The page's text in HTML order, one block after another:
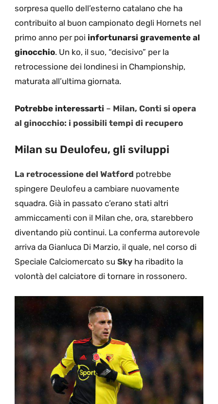
sorpresa quello dell’esterno catalano che ha
contribuito al buon campionato degli Hornets nel
primo anno per poi infortunarsi gravemente al
ginocchio. Un ko, il suo, “decisivo” per la
retrocessione dei londinesi in Championship,
maturata all’ultima giornata.
Potrebbe interessarti – Milan, Conti si opera
al ginocchio: i possibili tempi di recupero
Milan su Deulofeu, gli sviluppi
La retrocessione del Watford potrebbe
spingere Deulofeu a cambiare nuovamente
squadra. Già in passato c’erano stati altri
ammiccamenti con il Milan che, ora, starebbero
diventando più continui. La conferma autorevole
arriva da Gianluca Di Marzio, il quale, nel corso di
Speciale Calciomercato su Sky ha ribadito la
volontà del calciatore di tornare in rossonero.